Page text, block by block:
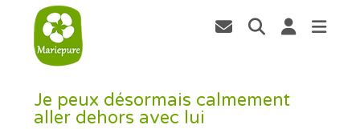
Je peux désormais calmement
aller dehors avec lui